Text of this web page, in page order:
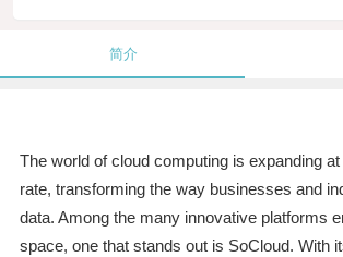
简介
The world of cloud computing is expanding
rate, transforming the way businesses and
data. Among the many innovative platforms
space, one that stands out is SoCloud. With